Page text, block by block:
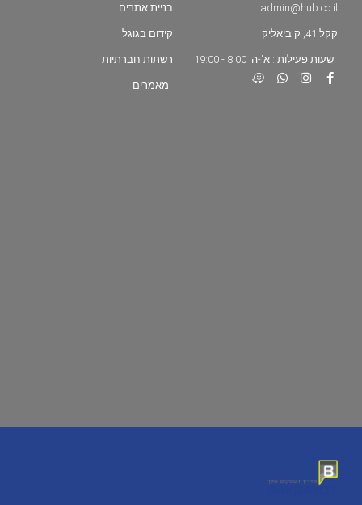
admin@hub.co.il
קקל 41, ק.ביאליק
שעות פעילות : א'-ה' 8:00 - 19:00
בניית אתרים
קידום בגוגל
רשתות חברתיות
מאמרים